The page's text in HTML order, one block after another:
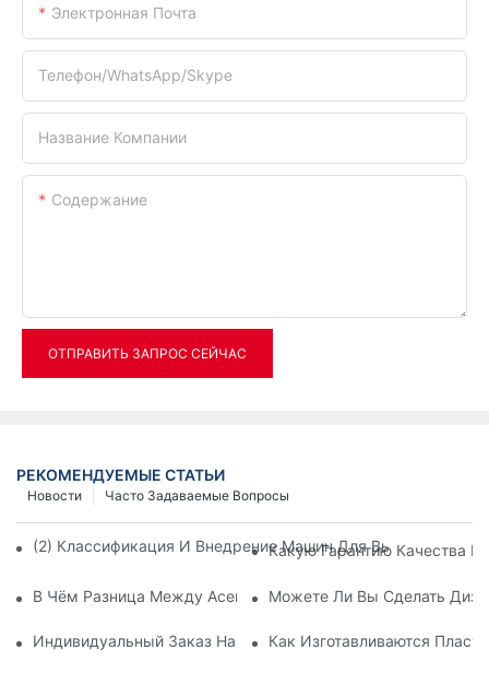
Электронная Почта
Телефон/WhatsApp/Skype
Название Компании
Содержание
ОТПРАВИТЬ ЗАПРОС СЕЙЧАС
РЕКОМЕНДУЕМЫЕ СТАТЬИ
Часто Задаваемые Вопросы
Новости
(2) Классификация И Внедрение Машин Для Выдува
Какую Гарантию Качества
В Чём Разница Между Асептическим Наполнением,
Можете Ли Вы Сделать
Индивидуальный Заказ На Машину Для Выдува ПЭТ-
Как Изготавливаются